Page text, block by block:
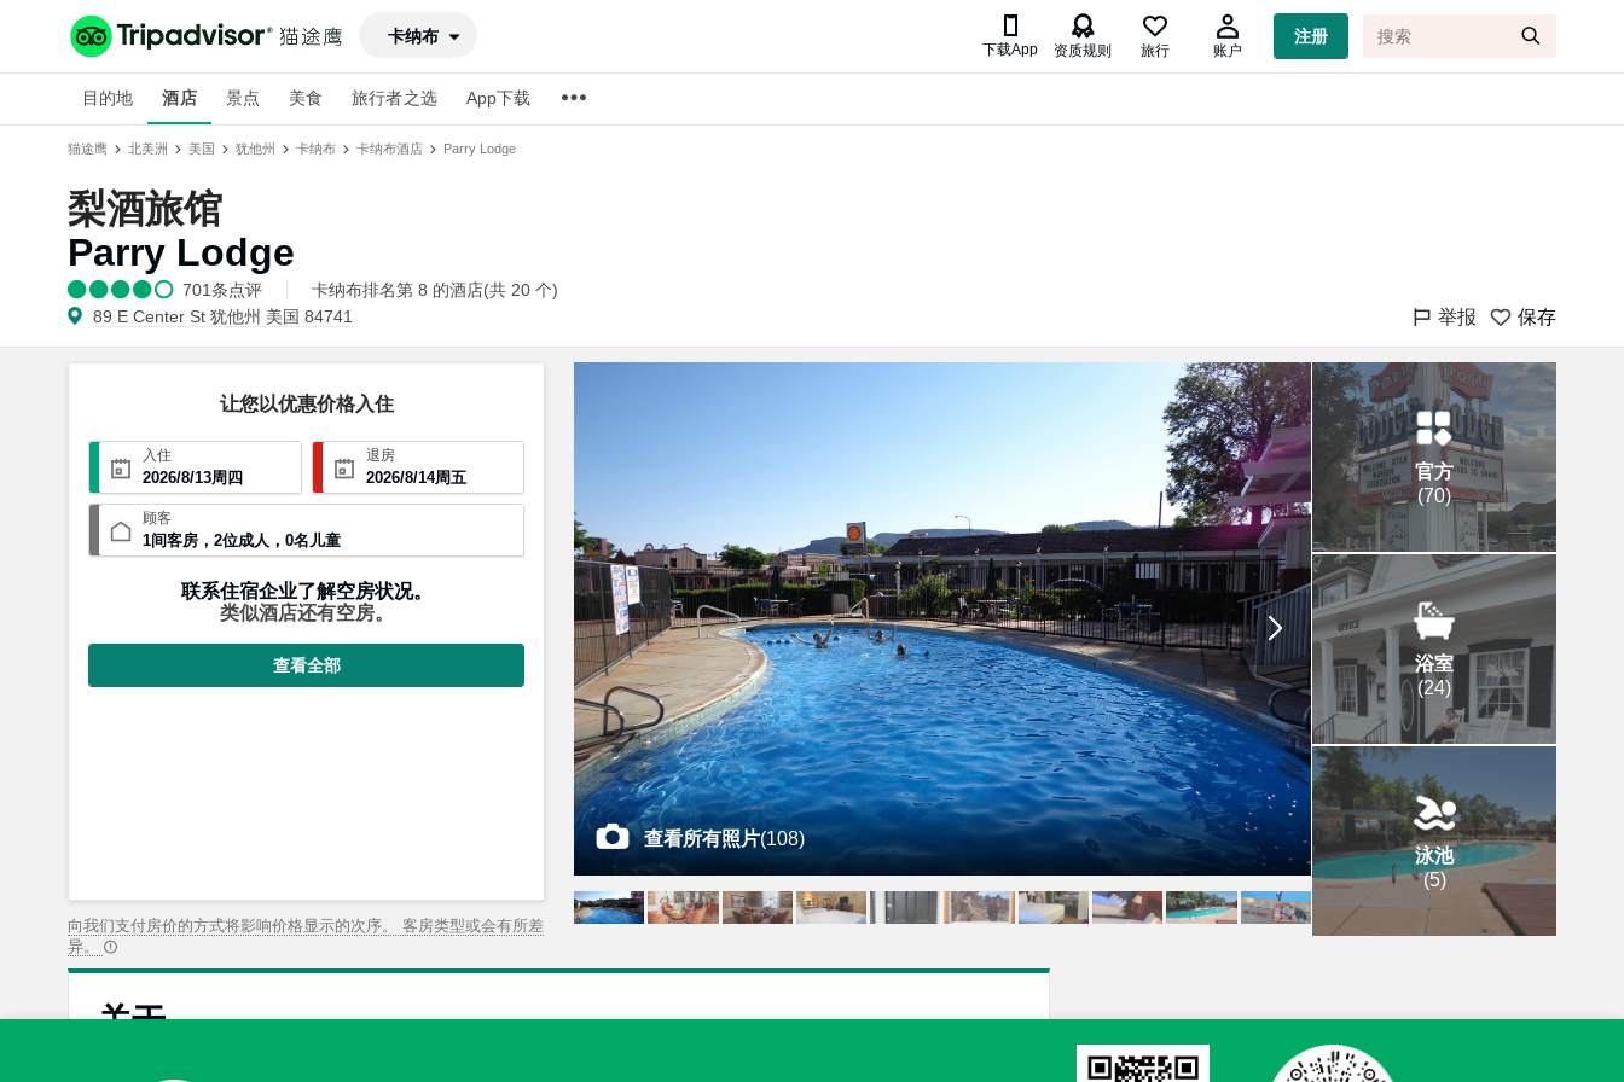
卡纳布 
下载App

资质规则 旅行 账户
注册
目的地 酒店 景点 美食 旅行者之选 App下载
猫途鹰 北美洲 美国 犹他州 卡纳布 卡纳布酒店 Parry Lodge
梨酒旅馆
Parry Lodge
701条点评 卡纳布排名第 8 的酒店(共 20 个)
举报 保存
89 E Center St 犹他州 美国 84741
让您以优惠价格入住
入住
2026/8/13周四
退房
2026/8/14周五
顾客
1间客房 ， 2位成人 ， 0名儿童
联系住宿企业了解空房状况。
类似酒店还有空房。
查看全部
查看所有照片(108)
官方
(70)
浴室
(24)
泳池
(5)
向我们支付房价的方式将影响价格显示的次序。 客房类型或会有所差
异。
关于